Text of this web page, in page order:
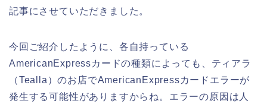
記事にさせていただきました。
今回ご紹介したように、各自持っている
AmericanExpressカードの種類によっても、ティアラ
（Tealla）のお店でAmericanExpressカードエラーが
発生する可能性がありますからね。エラーの原因は人